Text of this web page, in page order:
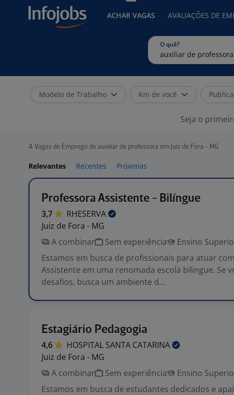
ACHAR VAGAS AVALIAÇÕES DE
O quê?
Modelo de Trabalho Km de você
Seja o
4 Vagas de Emprego de auxiliar de professora em Juiz de Fora - MG
Relevantes Recentes Próximas
Professora Assistente - Bilíngue
3,7
RHESERVA
Juiz de Fora - MG
A combinar
Sem experiência Ensino
Estamos em busca de profissionais para atuar
Assistente em uma renomada escola bilingue. Se
desafios, busca um ambiente d...
Estagiário Pedagogia
4,6 HOSPITAL SANTA CATARINA
Juiz de Fora - MG
A combinar
Sem experiência Ensino
Estamos em busca de estudantes dedicados e